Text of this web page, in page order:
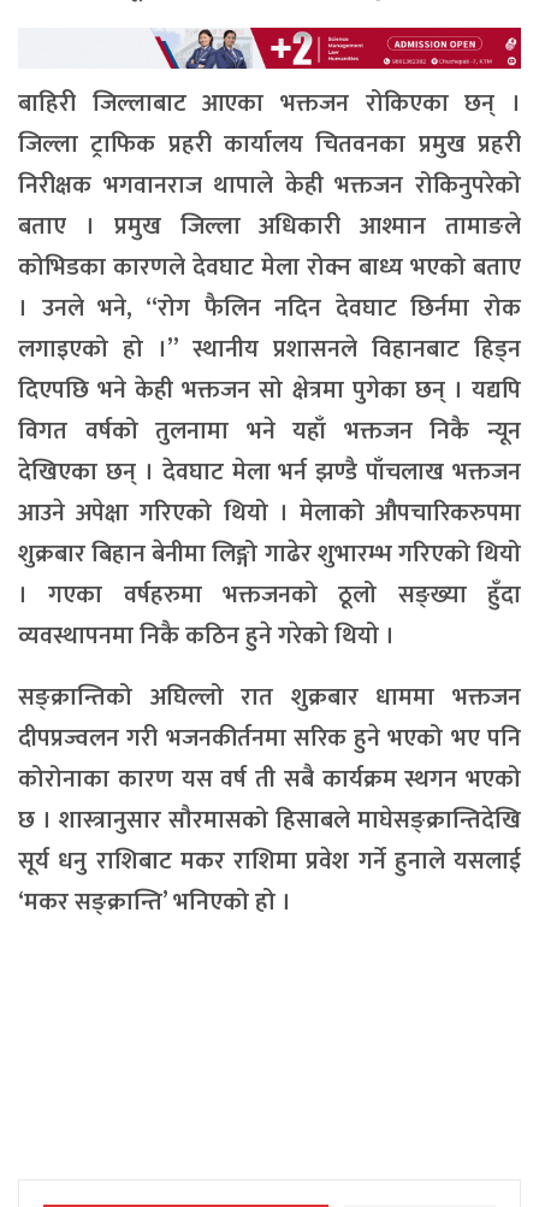
बाहिरी जिल्लाबाट आएका भक्तजन रोकिएका छन् ।
जिल्ला ट्राफिक प्रहरी कार्यालय चितवनका प्रमुख प्रहरी
निरीक्षक भगवानराज थापाले केही भक्तजन रोकिनुपरेको
बताए । प्रमुख जिल्ला अधिकारी आश्मान तामाङले
कोभिडका कारणले देवघाट मेला रोक्न बाध्य भएको बताए
। उनले भने, “रोग फैलिन नदिन देवघाट छिर्नमा रोक
लगाइएको हो ।” स्थानीय प्रशासनले विहानबाट हिड्न
दिएपछि भने केही भक्तजन सो क्षेत्रमा पुगेका छन् । यद्यपि
विगत वर्षको तुलनामा भने यहाँ भक्तजन निकै न्यून
देखिएका छन् । देवघाट मेला भर्न झण्डै पाँचलाख भक्तजन
आउने अपेक्षा गरिएको थियो । मेलाको औपचारिकरुपमा
शुक्रबार बिहान बेनीमा लिङ्गो गाढेर शुभारम्भ गरिएको थियो
। गएका वर्षहरुमा भक्तजनको ठूलो सङ्ख्या हुँदा
व्यवस्थापनमा निकै कठिन हुने गरेको थियो ।
सङ्क्रान्तिको अघिल्लो रात शुक्रबार धाममा भक्तजन
दीपप्रज्वलन गरी भजनकीर्तनमा सरिक हुने भएको भए पनि
कोरोनाका कारण यस वर्ष ती सबै कार्यक्रम स्थगन भएको
छ । शास्त्रानुसार सौरमासको हिसाबले माघेसङ्क्रान्तिदेखि
सूर्य धनु राशिबाट मकर राशिमा प्रवेश गर्ने हुनाले यसलाई
‘मकर सङ्क्रान्ति’ भनिएको हो ।